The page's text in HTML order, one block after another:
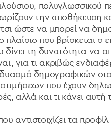
πολυγλωσσικού
την αποθήκευση
ώστε να μπορεί να
που βρίσκεται ο
δίνει τη δυνατότητα να
για τι ακριβώς
δημογραφικών
που έχουν
αλλά και τι κάνει αυτή
αντιστοιχίζει τα